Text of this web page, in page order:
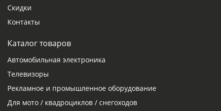
Скидки
Контакты
Каталог товаров
Автомобильная электроника
Телевизоры
Рекламное и промышленное оборудование
Для мото / квадроциклов / снегоходов